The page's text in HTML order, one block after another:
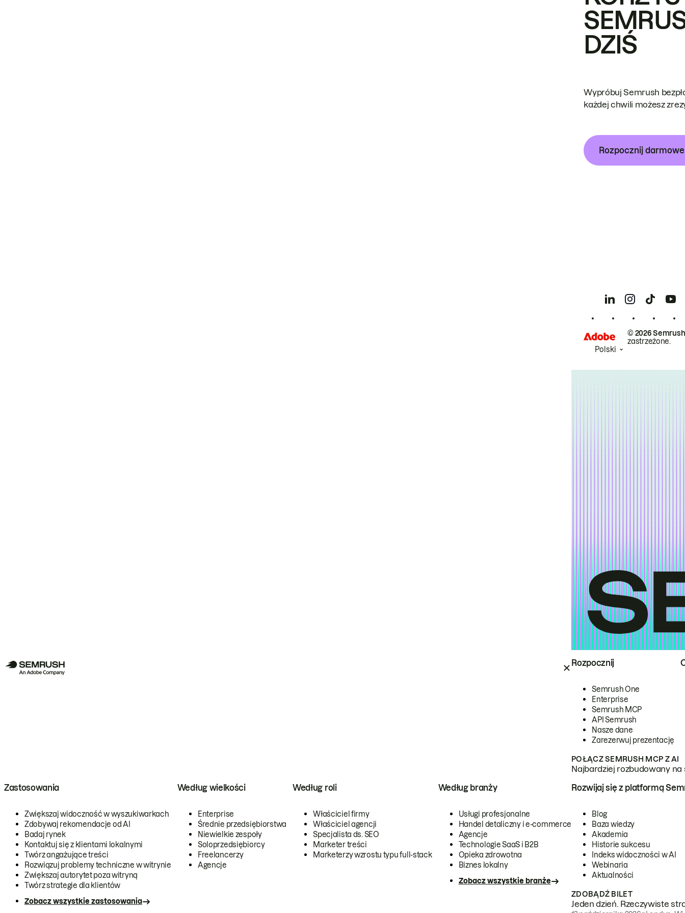
Rozpocznij
Semrush One
Enterprise
Semrush MCP
API Semrush
Nasze dane
Zarezerwuj prezentację
POŁĄCZ SEMRUSH MCP Z AI
Najbardziej rozbudowany
Zastosowania
Zwiększaj widoczność w wyszukiwarkach
Zdobywaj rekomendacje od AI
Badaj rynek
Kontaktuj się z klientami lokalnymi
Twórz angażujące treści
Rozwiązuj problemy techniczne w witrynie
Zwiększaj autorytet poza witryną
Twórz strategie dla klientów
Zobacz wszystkie zastosowania
Według wielkości
Enterprise
Średnie przedsiębiorstwa
Niewielkie zespoły
Soloprzedsiębiorcy
Freelancerzy
Agencje
Według roli
Właściciel firmy
Właściciel agencji
Specjalista ds. SEO
Marketer treści
Marketerzy wzrostu typu full-stack
Według branży
Usługi profesjonalne
Handel detaliczny i e-commerce
Agencje
Technologie SaaS i B2B
Opieka zdrowotna
Biznes lokalny
Zobacz wszystkie branże
Rozwijaj się z platformą
Blog
Baza wiedzy
Akademia
Historie sukcesu
Indeks widoczności w AI
Webinaria
Aktualności
ZDOBĄDŹ BILET
Jeden dzień. Rzeczywiste
DZIŚ
Wypróbuj Semrush
każdej chwili możesz
Rozpocznij
© 2026
zastrzeżone.
Polski